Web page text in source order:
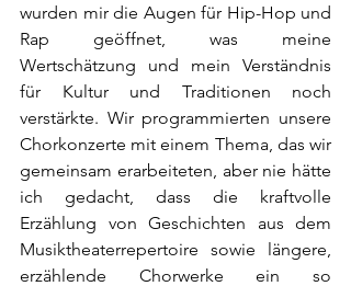
wurden mir die Augen für Hip-Hop und
Rap geöffnet, was meine
Wertschätzung und mein Verständnis
für Kultur und Traditionen noch
verstärkte. Wir programmierten unsere
Chorkonzerte mit einem Thema, das wir
gemeinsam erarbeiteten, aber nie hätte
ich gedacht, dass die kraftvolle
Erzählung von Geschichten aus dem
Musiktheaterrepertoire sowie längere,
erzählende Chorwerke ein so